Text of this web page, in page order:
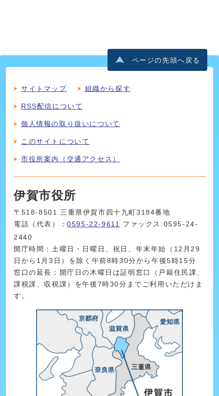
ページの先頭へ戻る
サイトマップ 組織から探す
RSS配信について
個人情報の取り扱いについて
このサイトについて
市役所案内（交通アクセス）
伊賀市役所
〒518-8501 三重県伊賀市四十九町3184番地
電話（代表）：0595-22-9611
ファックス:0595-24-
2440
開庁時間：土曜日・日曜日、祝日、年末年始（12月29
日から1月3日）を除く午前8時30分から午後5時15分
窓口の延長：開庁日の木曜日は証明窓口（戸籍住民課、
課税課、収税課）を午後7時30分までご利用いただけま
す。